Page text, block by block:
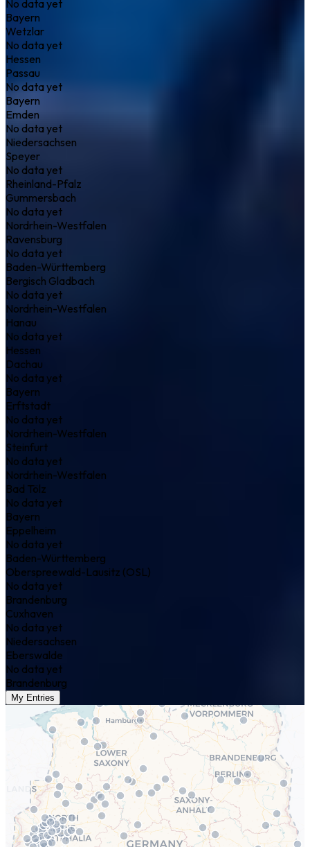
No data yet
Bayern
Wetzlar
No data yet
Hessen
Passau
No data yet
Bayern
Emden
No data yet
Niedersachsen
Speyer
No data yet
Rheinland-Pfalz
Gummersbach
No data yet
Nordrhein-Westfalen
Ravensburg
No data yet
Baden-Württemberg
Bergisch Gladbach
No data yet
Nordrhein-Westfalen
Hanau
No data yet
Hessen
Dachau
No data yet
Bayern
Erftstadt
No data yet
Nordrhein-Westfalen
Steinfurt
No data yet
Nordrhein-Westfalen
Bad Tölz
No data yet
Bayern
Eppelheim
No data yet
Baden-Württemberg
Oberspreewald-Lausitz (OSL)
No data yet
Brandenburg
Cuxhaven
No data yet
Niedersachsen
Eberswalde
No data yet
Brandenburg
My Entries